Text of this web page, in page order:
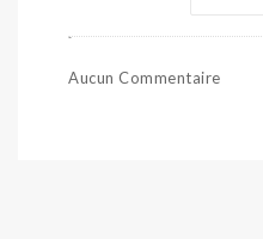
Aucun Commentaire